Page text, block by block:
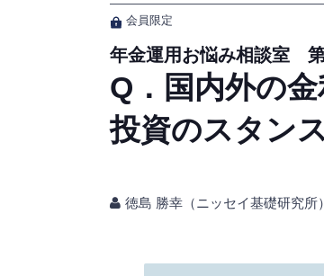
会員限定
年金運用お悩み相談室
Q．国内外の
投資のスタン
徳島 勝幸（ニッセイ基礎研究所）